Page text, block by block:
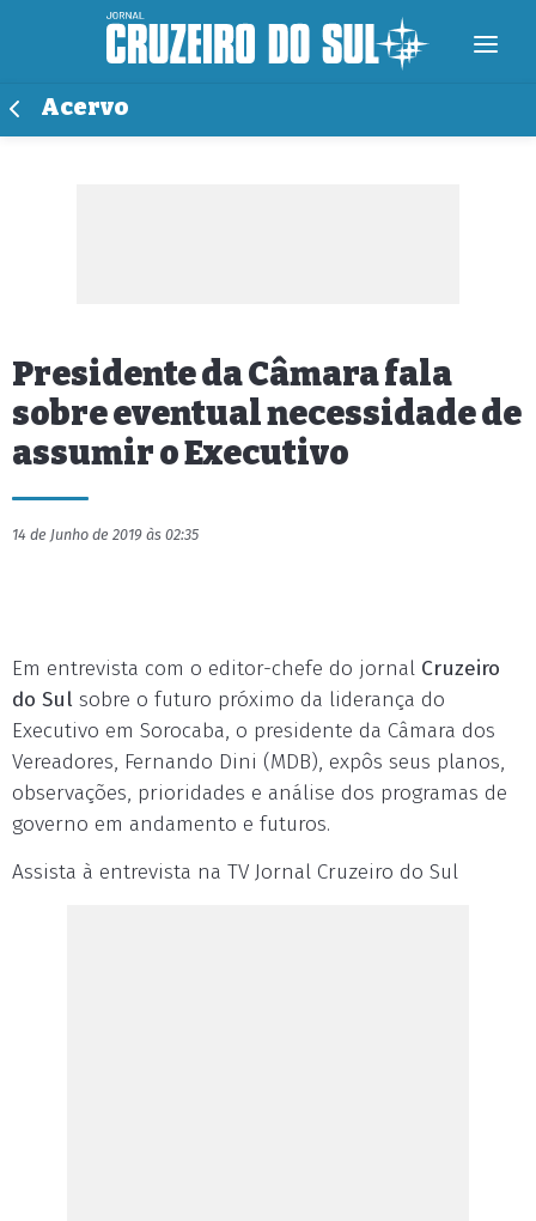
Acervo
Presidente da Câmara fala
sobre eventual necessidade de
assumir o Executivo
14 de Junho de 2019 às 02:35
Em entrevista com o editor-chefe do jornal Cruzeiro
do Sul sobre o futuro próximo da liderança do
Executivo em Sorocaba, o presidente da Câmara dos
Vereadores, Fernando Dini (MDB), expôs seus planos,
observações, prioridades e análise dos programas de
governo em andamento e futuros.
Assista à entrevista na TV Jornal Cruzeiro do Sul